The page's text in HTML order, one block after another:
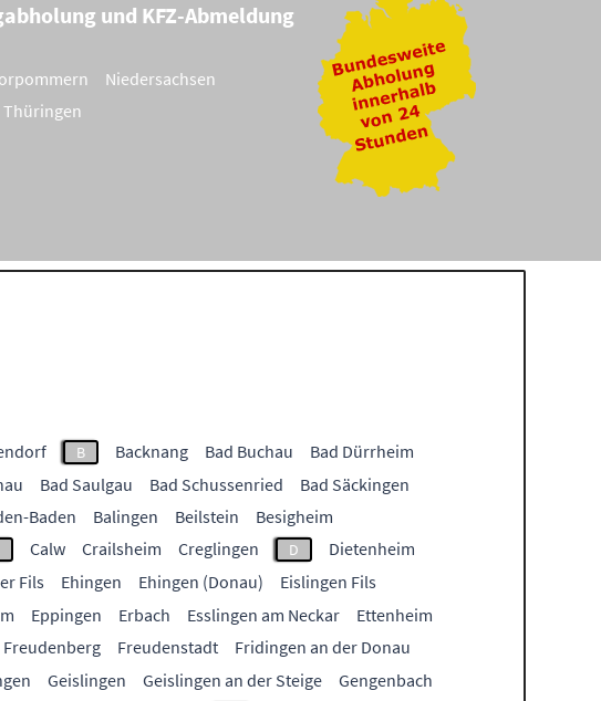
und KFZ-Abmeldung
Niedersachsen
Thüringen
B Backnang Bad Buchau
Bad Dürrheim
Bad Saulgau Bad Schussenried
Bad Säckingen
Baden Balingen Beilstein
Besigheim
Calw Crailsheim Creglingen D
Dietenheim
Fils Ehingen Ehingen (Donau)
Eislingen Fils
Eppingen Erbach Esslingen am Neckar
Ettenheim
Freudenberg Freudenstadt
Fridingen an der Donau
Geislingen Geislingen an der Steige
Gengenbach